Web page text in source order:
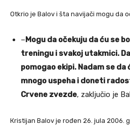
Otkrio je Balov i šta navijači mogu da
–Mogu da očekuju da ću se
treningu i svakoj utakmici.
pomogao ekipi. Nadam se
mnogo uspeha i doneti
Crvene zvezde, zaključio je
Кristijan Balov je rođen 26. jula 2006.